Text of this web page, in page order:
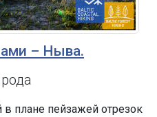
– Ныва.
плане пейзажей отрезок